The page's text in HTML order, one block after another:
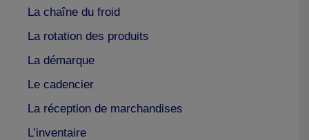
La chaîne du froid
La rotation des produits
La démarque
Le cadencier
La réception de marchandises
L’inventaire